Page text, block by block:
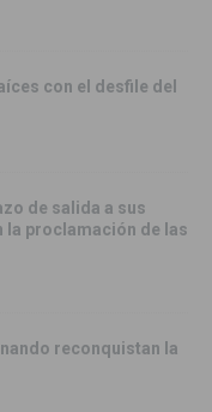
con el desfile del
de salida a sus
la proclamación de las
reconquistan la